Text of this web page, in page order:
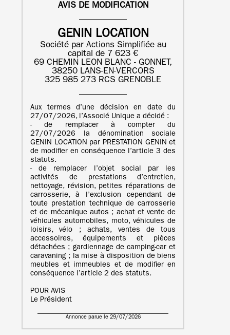
AVIS DE MODIFICATION
GENIN LOCATION
Société par Actions Simplifiée au
capital de 7 623 €
69 CHEMIN LEON BLANC - GONNET,
38250 LANS-EN-VERCORS
325 985 273 RCS GRENOBLE
Aux termes d’une décision en date du
27/07/2026, l’Associé Unique a décidé :
- de remplacer à compter du
27/07/2026 la dénomination sociale
GENIN LOCATION par PRESTATION GENIN et
de modifier en conséquence l’article 3 des
statuts.
- de remplacer l’objet social par les
activités de prestations d’entretien,
nettoyage, révision, petites réparations de
carrosserie, à l’exclusion cependant de
toute prestation technique de carrosserie
et de mécanique autos ; achat et vente de
véhicules automobiles, moto, véhicules de
loisirs, vélo ; achats, ventes de tous
accessoires, équipements et pièces
détachées ; gardiennage de camping-car et
caravaning ; la mise à disposition de biens
meubles et immeubles et de modifier en
conséquence l’article 2 des statuts.
POUR AVIS
Le Président
Annonce parue le 29/07/2026